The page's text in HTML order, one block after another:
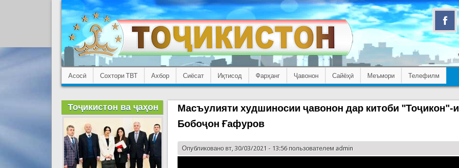
Асосӣ Сохтори ТВТ Ахбор Сиёсат Иқтисод Фарҳанг Ҷавонон Сайёҳӣ Меъмори Телефилм
Масъулияти худшиносии ҷавонон дар китоби "Тоҷикон"-и
Бобоҷон Ғафуров
Опубликовано вт, 30/03/2021 - 13:56 пользователем admin
Тоҷикистон ва ҷаҳон